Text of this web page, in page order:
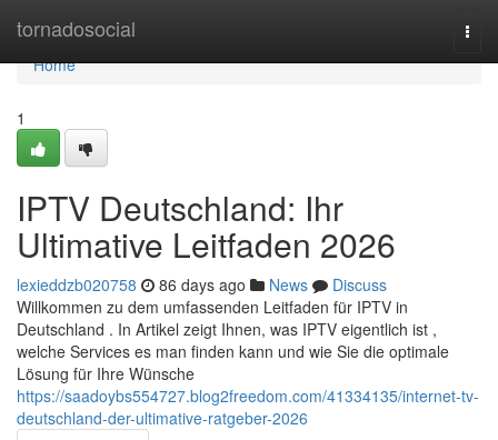
tornadosocial
Home
Home
1
IPTV Deutschland: Ihr
Ultimative Leitfaden 2026
lexieddzb020758 86 days ago News
Discuss
Willkommen zu dem umfassenden Leitfaden für IPTV in
Deutschland . In Artikel zeigt Ihnen, was IPTV eigentlich ist ,
welche Services es man finden kann und wie Sie die optimale
Lösung für Ihre Wünsche
https://saadoybs554727.blog2freedom.com/41334135/internet-tv-
deutschland-der-ultimative-ratgeber-2026